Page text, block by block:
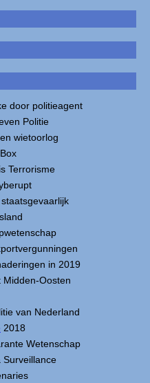
door politieagent
Politie
wietoorlog
Terrorisme
in 2019
Midden-Oosten
van Nederland
2018
Wetenschap
Surveillance